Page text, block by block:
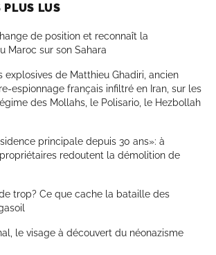
PLUS LUS
de position et reconnaît la
Maroc sur son Sahara
explosives de Matthieu Ghadiri, ancien
espionnage français infiltré en Iran, sur les
des Mollahs, le Polisario, le Hezbollah
principale depuis 30 ans»: à
redoutent la démolition de
trop? Ce que cache la bataille des
le visage à découvert du néonazisme